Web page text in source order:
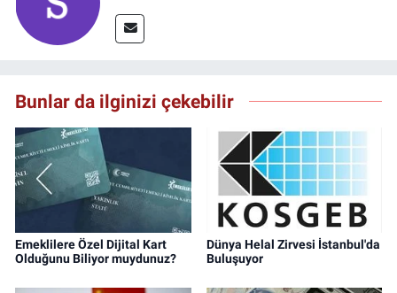
Bunlar da ilginizi çekebilir
Emeklilere Özel Dijital Kart
Olduğunu Biliyor muydunuz?
Dünya Helal Zirvesi İstanbul'da
Buluşuyor